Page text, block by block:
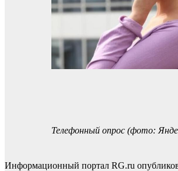
Телефонный опрос (фото:
Информационный портал RG.ru